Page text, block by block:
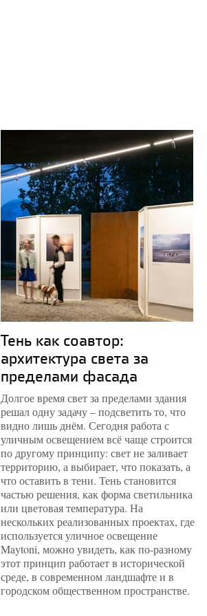
Тень как соавтор:
архитектура света за
пределами фасада
Долгое время свет за пределами здания
решал одну задачу – подсветить то, что
видно лишь днём. Сегодня работа с
уличным освещением всё чаще строится
по другому принципу: свет не заливает
территорию, а выбирает, что показать, а
что оставить в тени. Тень становится
частью решения, как форма светильника
или цветовая температура. На
нескольких реализованных проектах, где
используется уличное освещение
Maytoni, можно увидеть, как по-разному
этот принцип работает в исторической
среде, в современном ландшафте и в
городском общественном пространстве.